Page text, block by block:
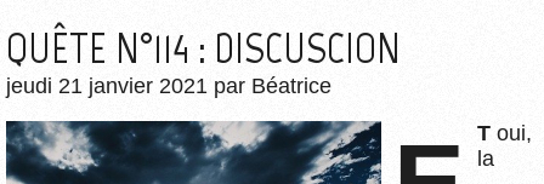
QUÊTE N°114 : DISCUSCION
jeudi 21 janvier 2021 par Béatrice
ET oui,
la